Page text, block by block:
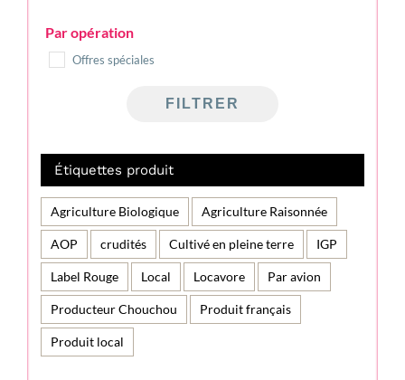
Par opération
Offres spéciales
FILTRER
Étiquettes produit
Agriculture Biologique Agriculture Raisonnée
AOP crudités Cultivé en pleine terre IGP
Label Rouge Local Locavore Par avion
Producteur Chouchou Produit français
Produit local